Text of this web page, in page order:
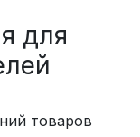
— от
и
для
товаров